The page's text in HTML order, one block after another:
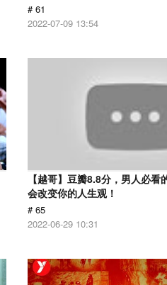
# 61
2022-07-09 13:54
【越哥】豆瓣8.8分，男人必看
会改变你的人生观！
# 65
2022-06-29 10:31